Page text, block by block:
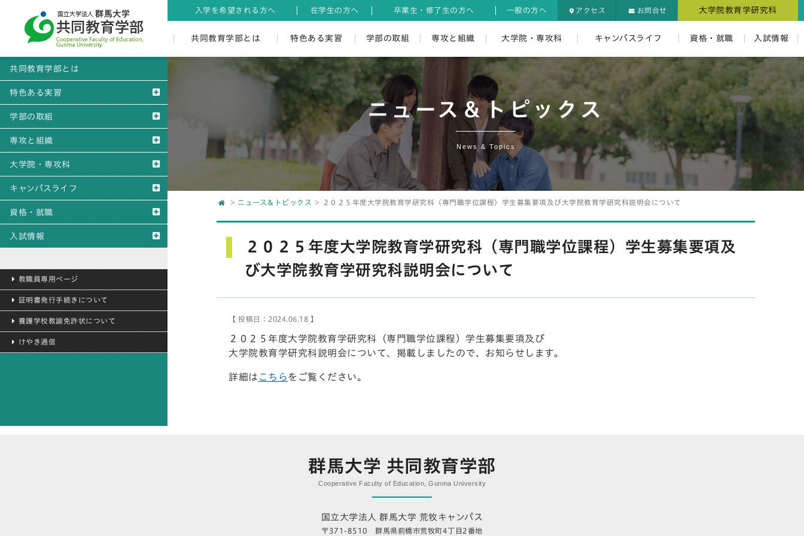
入学を希望される方へ 在学生の方へ 卒業生・修了生の方へ 一般の方へ アクセス お問合せ 大学院教育学研究科
共同教育学部とは 特色ある実習 学部の取組 専攻と組織 大学院・専攻科 キャンパスライフ 資格・就職 入試情報
共同教育学部とは
特色ある実習
学部の取組
専攻と組織
大学院・専攻科
キャンパスライフ
資格・就職
入試情報
教職員専用ページ
証明書発行手続きについて
養護学校教諭免許状について
けやき通信
ニュース＆トピックス
News & Topics
ニュース＆トピックス ２０２５年度大学院教育学研究科（専門職学位課程）学生募集要項及び大学院教育学研究科説明会について
２０２５年度大学院教育学研究科（専門職学位課程）学生募集要項及
び大学院教育学研究科説明会について
【 投稿日：2024.06.18 】
２０２５年度大学院教育学研究科（専門職学位課程）学生募集要項及び
大学院教育学研究科説明会について、掲載しましたので、お知らせします。
詳細は こちら をご覧ください。
群馬大学 共同教育学部
Cooperative Faculty of Education, Gunma University
国立大学法人 群馬大学 荒牧キャンパス
〒371-8510 群馬県前橋市荒牧町4丁目2番地